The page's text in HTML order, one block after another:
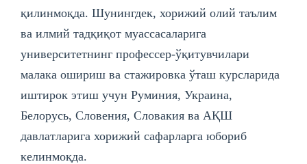
қилинмоқда. Шунингдек, хорижий олий таълим
ва илмий тадқиқот муассасаларига
университетнинг профессер-ўқитувчилари
малака ошириш ва стажировка ўташ курсларида
иштирок этиш учун Руминия, Украина,
Белорусь, Словения, Словакия ва АҚШ
давлатларига хорижий сафарларга юбориб
келинмоқда.